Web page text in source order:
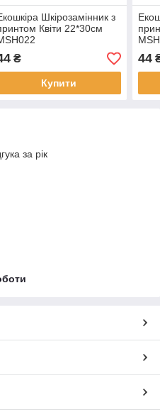
Шкірозамінник з
Квіти 22*30см
₴
Купити
44
за рік